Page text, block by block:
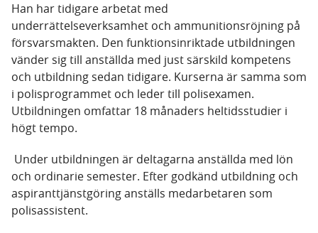
Han har tidigare arbetat med
underrättelseverksamhet och ammunitionsröjning på
försvarsmakten. Den funktionsinriktade utbildningen
vänder sig till anställda med just särskild kompetens
och utbildning sedan tidigare. Kurserna är samma som
i polisprogrammet och leder till polisexamen.
Utbildningen omfattar 18 månaders heltidsstudier i
högt tempo.
Under utbildningen är deltagarna anställda med lön
och ordinarie semester. Efter godkänd utbildning och
aspiranttjänstgöring anställs medarbetaren som
polisassistent.